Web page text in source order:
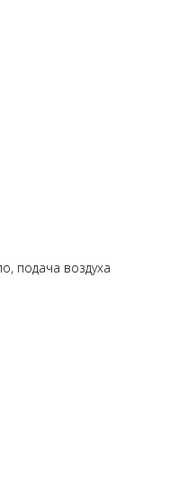
подача воздуха